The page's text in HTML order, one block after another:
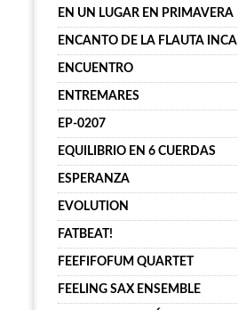
EN UN LUGAR EN PRIMAVERA
ENCANTO DE LA FLAUTA INCA
ENCUENTRO
ENTREMARES
EP-0207
EQUILIBRIO EN 6 CUERDAS
ESPERANZA
EVOLUTION
FATBEAT!
FEEFIFOFUM QUARTET
FEELING SAX ENSEMBLE